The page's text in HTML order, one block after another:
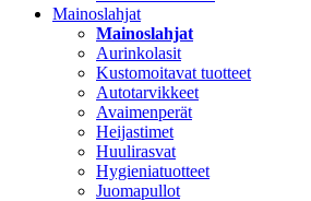
Mainoslahjat
Mainoslahjat
Aurinkolasit
Kustomoitavat tuotteet
Autotarvikkeet
Avaimenperät
Heijastimet
Huulirasvat
Hygieniatuotteet
Juomapullot